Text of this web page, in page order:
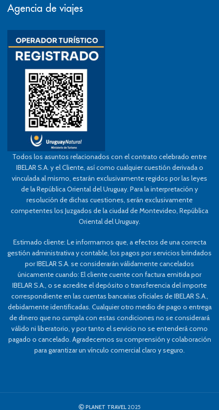
Agencia de viajes
Todos los asuntos relacionados con el contrato celebrado entre
IBELAR S.A. y el Cliente, así como cualquier cuestión derivada o
vinculada al mismo, estarán exclusivamente regidos por las leyes
de la República Oriental del Uruguay. Para la interpretación y
resolución de dichas cuestiones, serán exclusivamente
competentes los Juzgados de la ciudad de Montevideo, República
Oriental del Uruguay.
Estimado cliente: Le informamos que, a efectos de una correcta
gestión administrativa y contable, los pagos por servicios brindados
por IBELAR S.A. se considerarán válidamente cancelados
únicamente cuando: El cliente cuente con factura emitida por
IBELAR S.A., o se acredite el depósito o transferencia del importe
correspondiente en las cuentas bancarias oficiales de IBELAR S.A.,
debidamente identificadas. Cualquier otro medio de pago o entrega
de dinero que no cumpla con estas condiciones no se considerará
válido ni liberatorio, y por tanto el servicio no se entenderá como
pagado o cancelado. Agradecemos su comprensión y colaboración
para garantizar un vínculo comercial claro y seguro.
PLANET TRAVEL2025